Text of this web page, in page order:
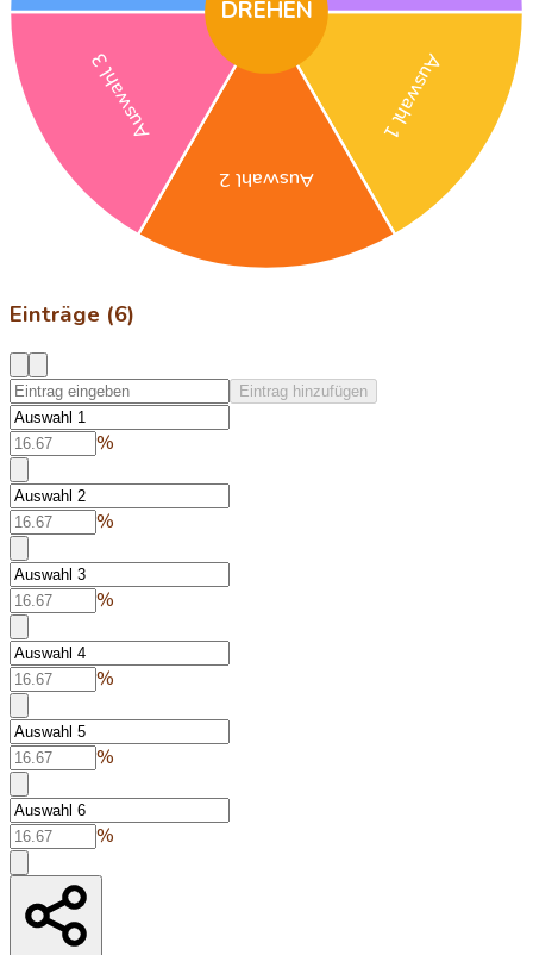
Auswahl 1
Auswahl 2
Auswahl 3
DREHEN
Einträge (6)
Eintrag hinzufügen
%
%
%
%
%
%